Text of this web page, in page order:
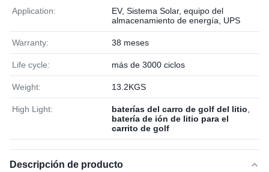
Application:
EV, Sistema Solar, equipo del
almacenamiento de energía, UPS
Warranty: 38 meses
Life cycle: más de 3000 ciclos
Weight: 13.2KGS
High Light: baterías del carro de golf del litio
batería de ión de litio para el
carrito de golf
Descripción de producto